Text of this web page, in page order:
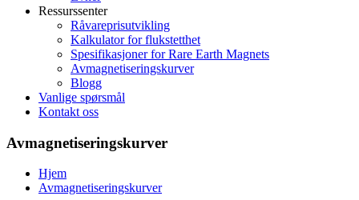
Ressurssenter
Råvareprisutvikling
Kalkulator for flukstetthet
Spesifikasjoner for Rare Earth Magnets
Avmagnetiseringskurver
Blogg
Vanlige spørsmål
Kontakt oss
Avmagnetiseringskurver
Hjem
Avmagnetiseringskurver